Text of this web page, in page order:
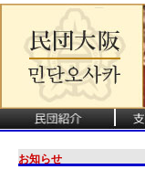
お知らせ